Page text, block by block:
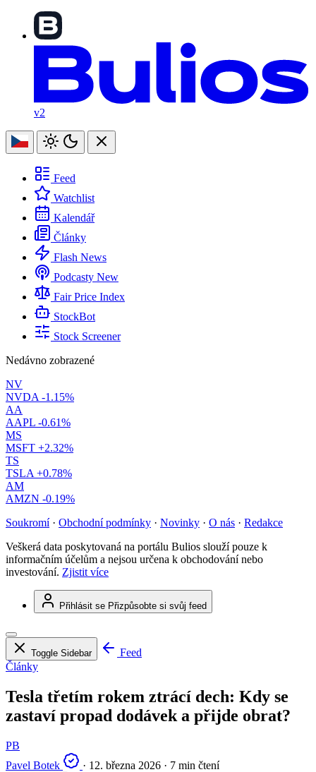
v2
Feed
Watchlist
Kalendář
Články
Flash News
Podcasty New
Fair Price Index
StockBot
Stock Screener
Nedávno zobrazené
NV
NVDA -1.15%
AA
AAPL -0.61%
MS
MSFT +2.32%
TS
TSLA +0.78%
AM
AMZN -0.19%
Soukromí · Obchodní podmínky · Novinky · O nás · Redakce
Veškerá data poskytovaná na portálu Bulios slouží pouze k
informačním účelům a nejsou určena k obchodování nebo
investování. Zjistit více
Přihlásit se Přizpůsobte si svůj feed
Toggle Sidebar
Feed
Články
Tesla třetím rokem ztrácí dech: Kdy se
zastaví propad dodávek a přijde obrat?
PB
Pavel Botek
· 12. března 2026 · 7 min čtení